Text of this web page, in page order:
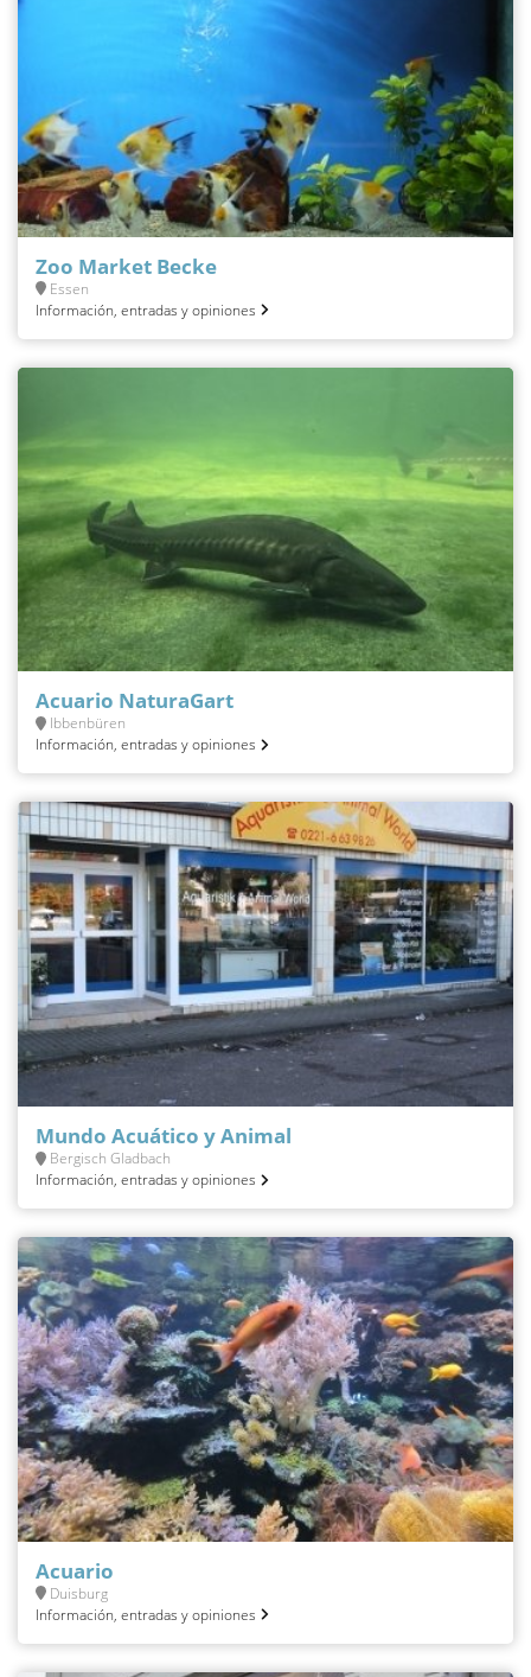
Zoo Market Becke
Essen
Información, entradas y opiniones
Acuario NaturaGart
Ibbenbüren
Información, entradas y opiniones
Mundo Acuático y Animal
Bergisch Gladbach
Información, entradas y opiniones
Acuario
Duisburg
Información, entradas y opiniones